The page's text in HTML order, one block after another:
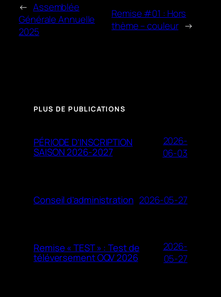
← Assemblée
Générale Annuelle
2025
Remise #01 : Hors
thème – couleur →
PLUS DE PUBLICATIONS
PÉRIODE D’INSCRIPTION
SAISON 2026-2027
2026-
06-03
Conseil d’administration 2026-05-27
Remise « TEST » : Test de
téléversement OQV 2026
2026-
05-27